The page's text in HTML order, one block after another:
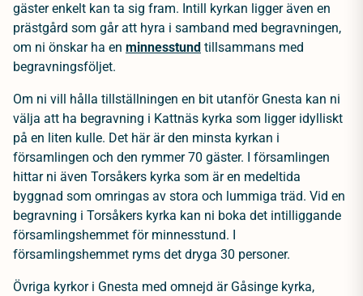
gäster enkelt kan ta sig fram. Intill kyrkan ligger även en
prästgård som går att hyra i samband med begravningen,
om ni önskar ha en minnesstund tillsammans med
begravningsföljet.
Om ni vill hålla tillställningen en bit utanför Gnesta kan ni
välja att ha begravning i Kattnäs kyrka som ligger idylliskt
på en liten kulle. Det här är den minsta kyrkan i
församlingen och den rymmer 70 gäster. I församlingen
hittar ni även Torsåkers kyrka som är en medeltida
byggnad som omringas av stora och lummiga träd. Vid en
begravning i Torsåkers kyrka kan ni boka det intilliggande
församlingshemmet för minnesstund. I
församlingshemmet ryms det dryga 30 personer.
Övriga kyrkor i Gnesta med omnejd är Gåsinge kyrka,